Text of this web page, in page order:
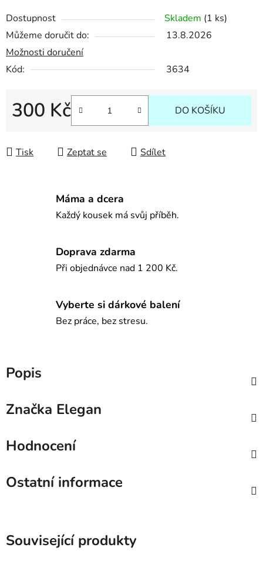
Dostupnost Skladem (1 ks)
Můžeme doručit do:
13.8.2026
Možnosti doručení
Kód:
3634
300 Kč DO KOŠÍKU
Tisk Zeptat se Sdílet
Máma a dcera
Každý kousek má svůj příběh.
Doprava zdarma
Při objednávce nad 1 200 Kč.
Vyberte si dárkové balení
Bez práce, bez stresu.
Popis
Značka Elegan
Hodnocení
Ostatní informace
Související produkty